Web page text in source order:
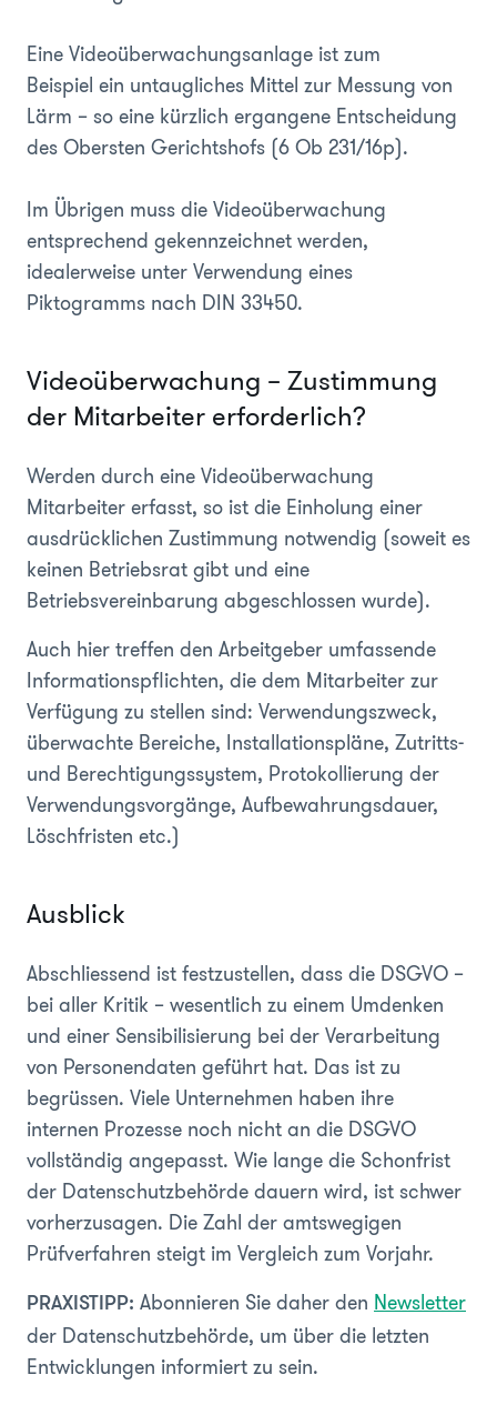
Eine Videoüberwachungsanlage ist zum
Beispiel ein untaugliches Mittel zur Messung von
Lärm – so eine kürzlich ergangene Entscheidung
des Obersten Gerichtshofs (6 Ob 231/16p).
Im Übrigen muss die Videoüberwachung
entsprechend gekennzeichnet werden,
idealerweise unter Verwendung eines
Piktogramms nach DIN 33450.
Videoüberwachung – Zustimmung
der Mitarbeiter erforderlich?
Werden durch eine Videoüberwachung
Mitarbeiter erfasst, so ist die Einholung einer
ausdrücklichen Zustimmung notwendig (soweit es
keinen Betriebsrat gibt und eine
Betriebsvereinbarung abgeschlossen wurde).
Auch hier treffen den Arbeitgeber umfassende
Informationspflichten, die dem Mitarbeiter zur
Verfügung zu stellen sind: Verwendungszweck,
überwachte Bereiche, Installationspläne, Zutritts-
und Berechtigungssystem, Protokollierung der
Verwendungsvorgänge, Aufbewahrungsdauer,
Löschfristen etc.)
Ausblick
Abschliessend ist festzustellen, dass die DSGVO –
bei aller Kritik – wesentlich zu einem Umdenken
und einer Sensibilisierung bei der Verarbeitung
von Personendaten geführt hat. Das ist zu
begrüssen. Viele Unternehmen haben ihre
internen Prozesse noch nicht an die DSGVO
vollständig angepasst. Wie lange die Schonfrist
der Datenschutzbehörde dauern wird, ist schwer
vorherzusagen. Die Zahl der amtswegigen
Prüfverfahren steigt im Vergleich zum Vorjahr.
PRAXISTIPP: Abonnieren Sie daher den Newsletter
der Datenschutzbehörde, um über die letzten
Entwicklungen informiert zu sein.